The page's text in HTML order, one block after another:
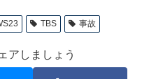
TBS 事故
アしましょう